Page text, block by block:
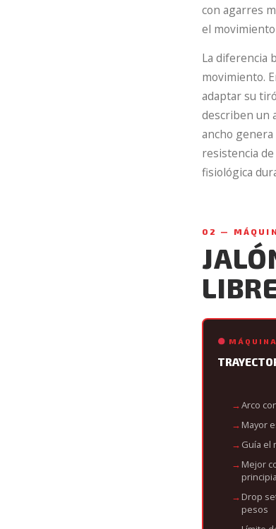
con agarres
el
La diferencia
movimiento.
adaptar su
describen un
ancho
resistencia
fisiológica
02 —
Arco
Mayor
Guía el
Mejor
Drop
pesos